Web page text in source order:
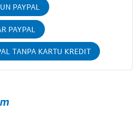
PAYPAL
PAYPAL
TANPA KARTU KREDIT